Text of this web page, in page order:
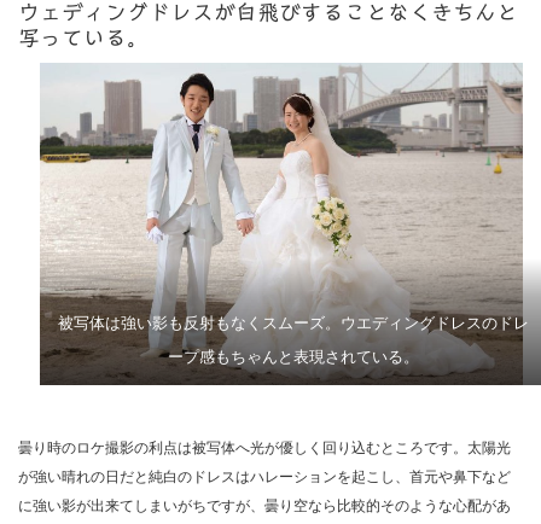
ウェディングドレスが白飛びすることなくきちんと
写っている。
被写体は強い影も反射もなくスムーズ。ウエディングドレスのドレ
ープ感もちゃんと表現されている。
曇り時のロケ撮影の利点は被写体へ光が優しく回り込むところです。太陽光
が強い晴れの日だと純白のドレスはハレーションを起こし、首元や鼻下など
に強い影が出来てしまいがちですが、曇り空なら比較的そのような心配があ